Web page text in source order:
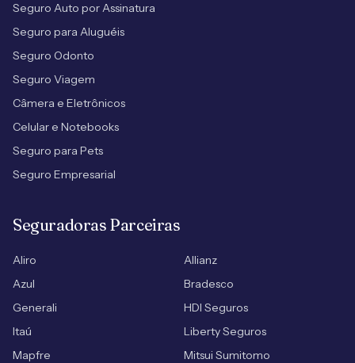
Seguro Auto por Assinatura
Seguro para Aluguéis
Seguro Odonto
Seguro Viagem
Câmera e Eletrônicos
Celular e Notebooks
Seguro para Pets
Seguro Empresarial
Seguradoras Parceiras
Aliro
Allianz
Azul
Bradesco
Generali
HDI Seguros
Itaú
Liberty Seguros
Mapfre
Mitsui Sumitomo